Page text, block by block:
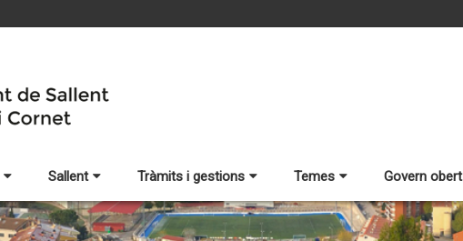
Sallent Tràmits i gestions Temes Govern obert